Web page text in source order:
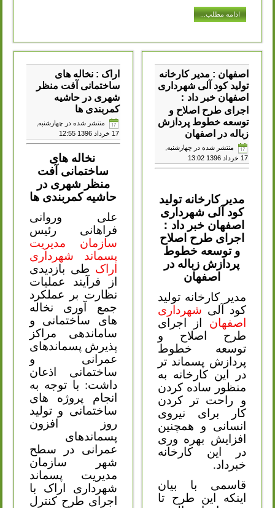
ادامه مطلب...
اراک : نخاله های
ساختمانی آفت منظر
شهری در حاشیه
کمربندی ها
منتشر شده در چهارشنبه,
17 خرداد 1396 12:55
نخاله های
ساختمانی آفت
منظر شهری در
حاشیه کمربندی ها
علی وروانی
فراهانی رئیس
سازمان مدیریت
پسماند شهرداری
اراک طی بازدیدی
از فرآیند عملیات
نظارت بر عملکرد
جمع آوری نخاله
های ساختمانی و
ساماندهی مراکز
پذیرش پسماندهای
عمرانی و
ساختمانی اذعان
داشت: با توجه به
انجام پروژه های
ساختمانی و تولید
روز افزون
پسماندهای
عمرانی در سطح
شهر سازمان
مدیریت پسماند
شهرداری اراک با
اجرای طرح کنترل
اصفهان : مدیر کارخانه
تولید کود آلی شهرداری
اصفهان خبر داد：
اجرای طرح اصلاح و
توسعه خطوط پردازش
زباله در اصفهان
منتشر شده در چهارشنبه,
17 خرداد 1396 13:02
مدیر کارخانه تولید
کود آلی شهرداری
اصفهان خبر داد ：
اجرای طرح اصلاح
و توسعه خطوط
پردازش زباله در
اصفهان
مدیر کارخانه تولید
کود آلی شهرداری
اصفهان از اجرای
طرح اصلاح و
توسعه خطوط
پردازش پسماند تر
در این کارخانه به
منظور ساده کردن
و راحت تر کردن
کار برای نیروی
انسانی و همچنین
افزایش بهره وری
در این کارخانه
خبرداد.
قاسمی با بیان
اینکه این طرح تا